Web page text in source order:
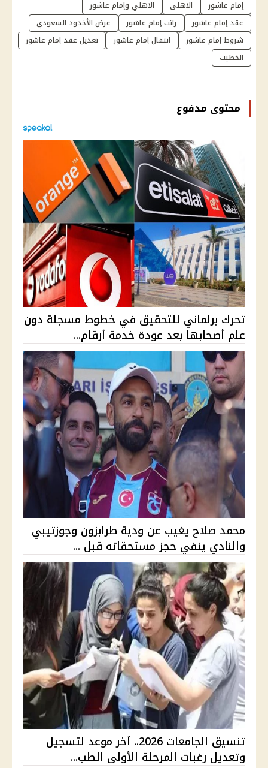
إمام عاشور الاهلى
الاهلي وإمام عاشور
عقد إمام عاشور
راتب إمام عاشور
عرض الأخدود السعودي
شروط إمام عاشور
انتقال إمام عاشور
تعديل عقد إمام عاشور
الخطيب
محتوى مدفوع
تحرك برلماني للتحقيق في خطوط مسجلة دون
علم أصحابها بعد عودة خدمة أرقام...
محمد صلاح يغيب عن ودية طرابزون وجوزتيبي
والنادي ينفي حجز مستحقاته قبل ...
تنسيق الجامعات 2026.. آخر موعد لتسجيل
وتعديل رغبات المرحلة الأولى الطب...